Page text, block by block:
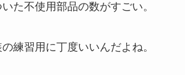
た不使用部品の数がすごい。
練習用に丁度いいんだよね。